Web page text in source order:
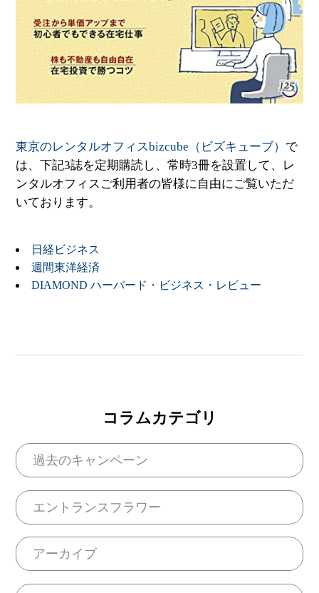
東京のレンタルオフィスbizcube（ビズキューブ） で
は、下記3誌を定期購読し、常時3冊を設置して、レ
ンタルオフィスご利用者の皆様に自由にご覧いただ
いております。
日経ビジネス
週間東洋経済
DIAMOND ハーバード・ビジネス・レビュー
コラムカテゴリ
過去のキャンペーン
エントランスフラワー
アーカイブ